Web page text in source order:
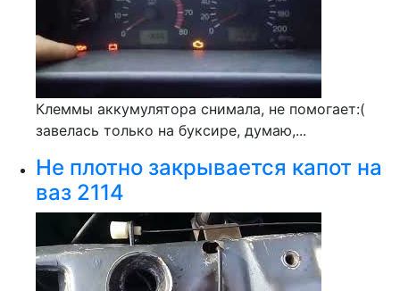
Клеммы аккумулятора снимала, не помогает:(
завелась только на буксире, думаю,...
Не плотно закрывается капот на
ваз 2114